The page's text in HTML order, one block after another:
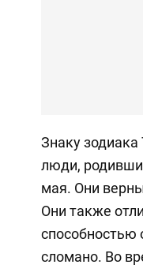
Знаку
люди,
мая. Они
Они также
способностью
сломано. Во